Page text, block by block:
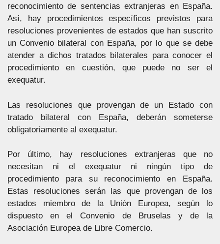
reconocimiento de sentencias extranjeras en España.
Así, hay procedimientos específicos previstos para
resoluciones provenientes de estados que han suscrito
un Convenio bilateral con España, por lo que se debe
atender a dichos tratados bilaterales para conocer el
procedimiento en cuestión, que puede no ser el
exequatur.
Las resoluciones que provengan de un Estado con
tratado bilateral con España, deberán someterse
obligatoriamente al exequatur.
Por último, hay resoluciones extranjeras que no
necesitan ni el exequatur ni ningún tipo de
procedimiento para su reconocimiento en España.
Estas resoluciones serán las que provengan de los
estados miembro de la Unión Europea, según lo
dispuesto en el Convenio de Bruselas y de la
Asociación Europea de Libre Comercio.